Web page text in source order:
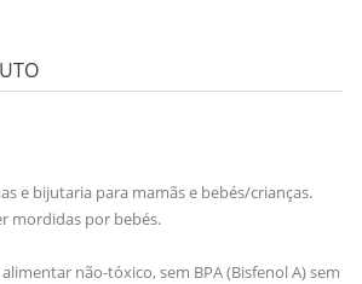
e bijutaria para mamãs e bebés/crianças.
mordidas por bebés.
não-tóxico, sem BPA (Bisfenol A) sem